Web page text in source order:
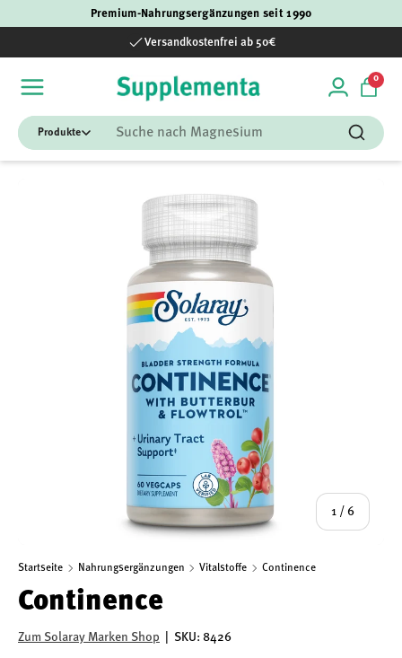
Premium-Nahrungsergänzungen seit 1990
Versandkostenfrei ab 50€
Einloggen
00
Suchen
Suchen
1 / von
6
Startseite Nahrungsergänzungen Vitalstoffe Continence
Continence
Zum Solaray Marken Shop SKU: 8426